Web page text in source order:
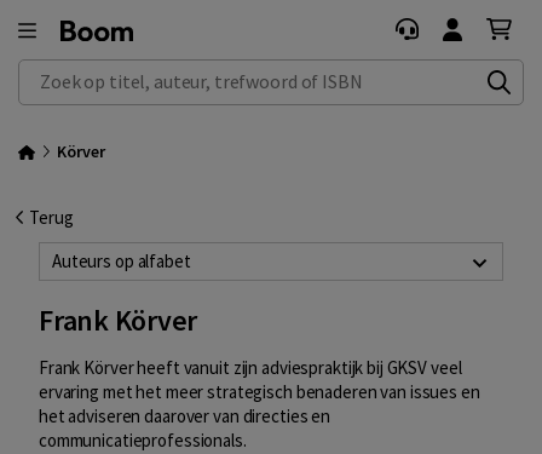
Zoek op titel, auteur, trefwoord of ISBN
Körver
Terug
Auteurs op alfabet
Frank Körver
Frank Körver heeft vanuit zijn adviespraktijk bij GKSV veel
ervaring met het meer strategisch benaderen van issues en
het adviseren daarover van directies en
communicatieprofessionals.